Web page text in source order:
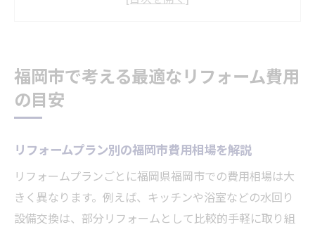
フォームプラン
リフォームプランごとの見積もり比較で安
ランの費用
予算ごとに選べるリフォームプランの特徴
100万円以内で実現できるリフォームプラン
の内容
福岡市で考える最適なリフォーム費用
の目安
リフォームプラン別の福岡市費用相場を解説
リフォームプランごとに福岡県福岡市での費用相場は大
きく異なります。例えば、キッチンや浴室などの水回り
設備交換は、部分リフォームとして比較的手軽に取り組